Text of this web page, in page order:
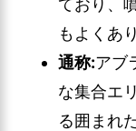
ており、
もよくあ
通称:アブ
な集合エ
る囲まれ